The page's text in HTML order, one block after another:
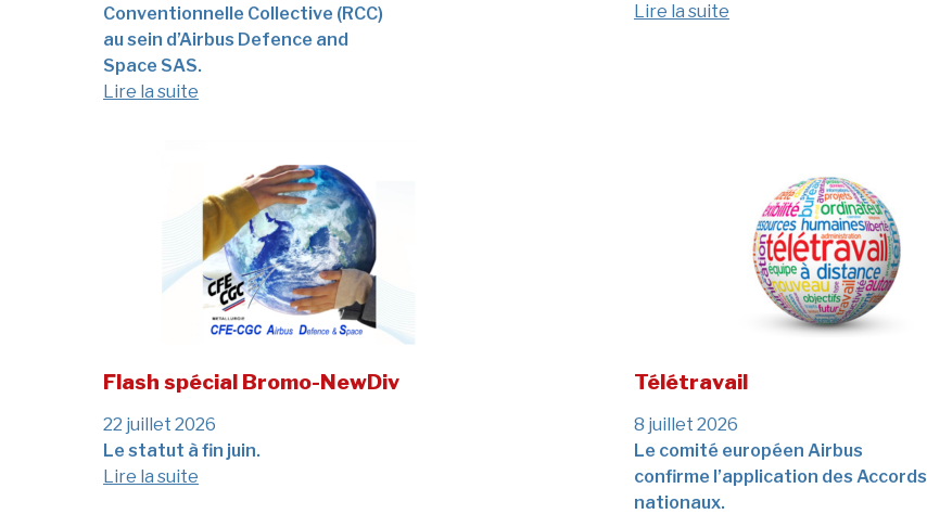
Conventionnelle Collective (RCC)
au sein d’Airbus Defence and
Space SAS.
Lire la suite
Lire la suite
Flash spécial Bromo-NewDiv
22 juillet 2026
Le statut à fin juin.
Lire la suite
Télétravail
8 juillet 2026
Le comité européen Airbus
confirme l’application des Accords
nationaux.